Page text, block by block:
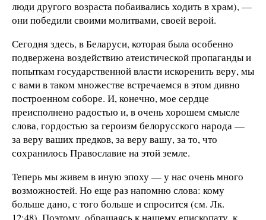
люди другого возраста побаивались ходить в храм), —
они победили своими молитвами, своей верой.
Сегодня здесь, в Беларуси, которая была особенно
подвержена воздействию атеистической пропаганды и
попыткам государственной власти искоренить веру, мы
с вами в таком множестве встречаемся в этом дивно
построенном соборе. И, конечно, мое сердце
преисполнено радостью и, в очень хорошем смысле
слова, гордостью за героизм белорусского народа —
за веру ваших предков, за веру вашу, за то, что
сохранилось Православие на этой земле.
Теперь мы живем в иную эпоху — у нас очень много
возможностей. Но еще раз напомню слова: кому
больше дано, с того больше и спросится (см. Лк.